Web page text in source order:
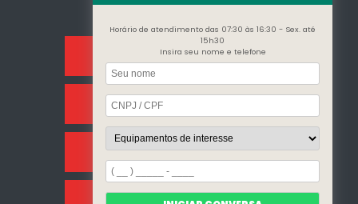
Home
Sobre Nós
Categorias
Clientes
Horário de atendimento das 07:30 às 16:30 - Sex. até
15h30
Insira seu nome e telefone